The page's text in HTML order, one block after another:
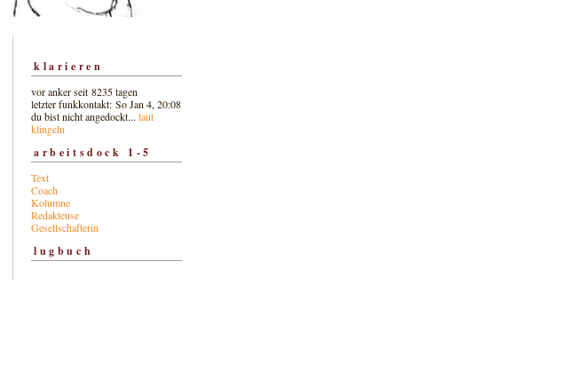
klarieren
vor anker seit 8235 tagen
letzter funkkontakt: So Jan 4, 20:08
du bist nicht angedockt... laut
klingeln
arbeitsdock 1-5
Text
Coach
Kolumne
Redakteuse
Gesellschafterin
lugbuch